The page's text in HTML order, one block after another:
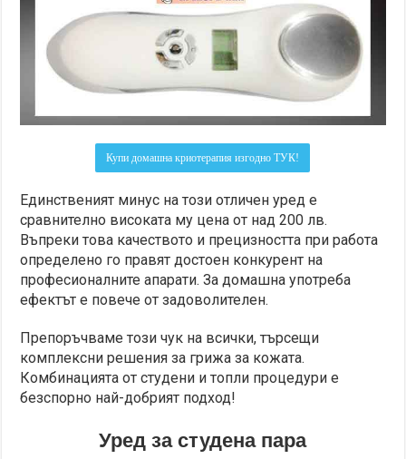
Купи домашна криотерапия изгодно ТУК!
Единственият минус на този отличен уред е
сравнително високата му цена от над 200 лв.
Въпреки това качеството и прецизността при работа
определено го правят достоен конкурент на
професионалните апарати. За домашна употреба
ефектът е повече от задоволителен.
Препоръчваме този чук на всички, търсещи
комплексни решения за грижа за кожата.
Комбинацията от студени и топли процедури е
безспорно най-добрият подход!
Уред за студена пара